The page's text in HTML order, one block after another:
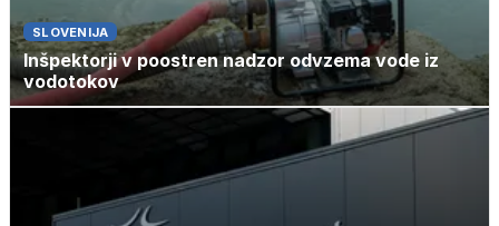
SLOVENIJA
Inšpektorji v poostren nadzor odvzema vode iz
vodotokov